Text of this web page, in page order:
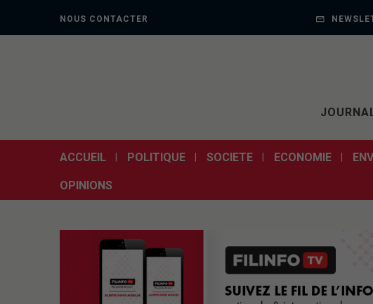
NOUS CONTACTER
ACCUEIL POLITIQUE SOCIETE ECONOMIE
OPINIONS